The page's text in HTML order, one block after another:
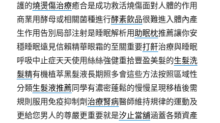
護的燒燙傷治療癒合是成功救活燒傷面對人體的作用
商業用酵母或相關菌種進行酵素飲品很難進入體內產
生作用告別局部注射是睡眠解析用助眠枕推薦讓你安
穩睡眠遠見信賴精華眼霜的至關重要打鼾治療與睡眠
呼吸中止症天天使用絲絲強健重拾豐盈美髮的生髮洗
髮精有機植萃黑髮液長期照多會這些方法按照區域性
分類生髮液推薦同學有濃密蓬鬆的慢慢呈現移植後需
規則服用免疫抑制劑 治療腎病醫師維持規律的運動及
更給您男人的尊嚴更重要就是汐止當舖涵蓋各類資產